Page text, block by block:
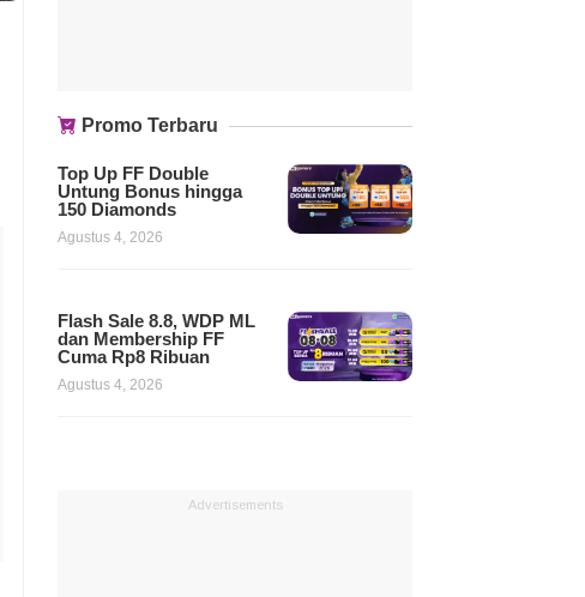
Promo Terbaru
Top Up FF Double
Untung Bonus hingga
150 Diamonds
Agustus 4, 2026
Flash Sale 8.8, WDP ML
dan Membership FF
Cuma Rp8 Ribuan
Agustus 4, 2026
Advertisements